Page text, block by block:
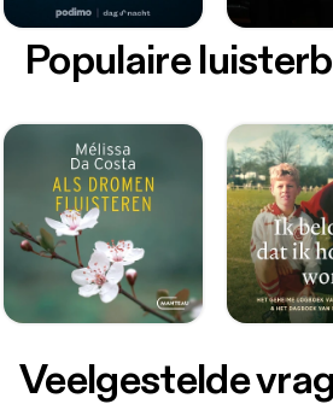
Populaire
Veelgestelde